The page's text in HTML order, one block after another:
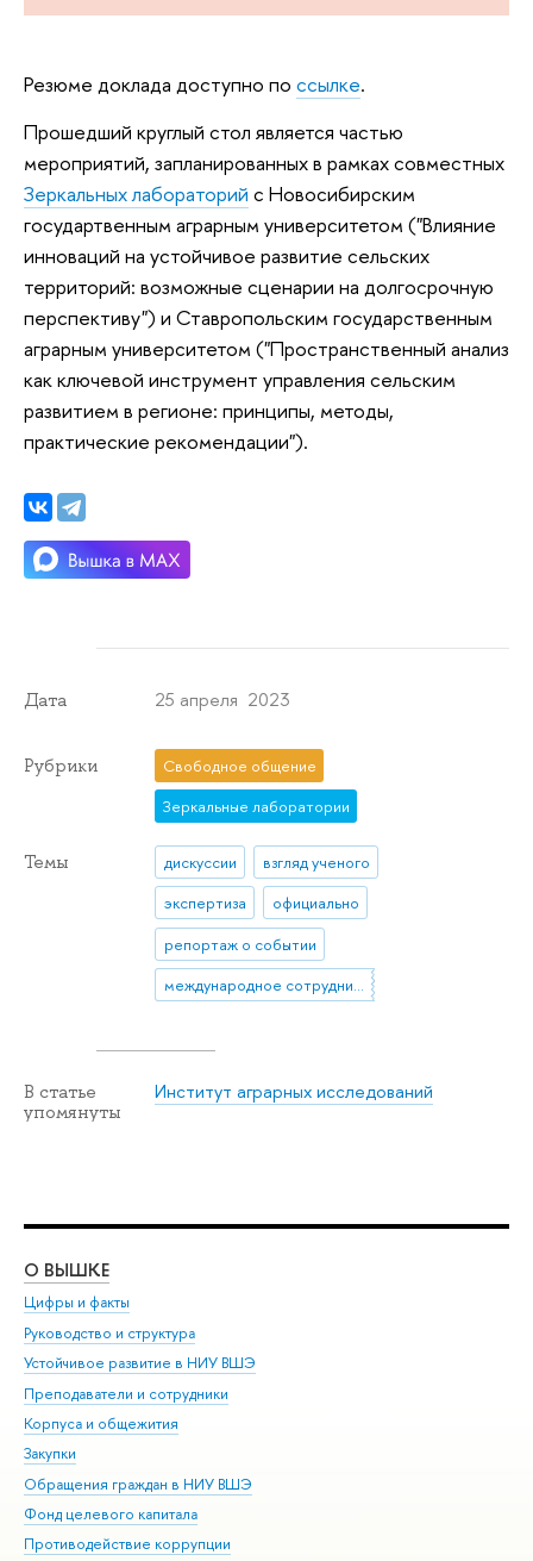
Резюме доклада доступно по ссылке.
Прошедший круглый стол является частью
мероприятий, запланированных в рамках совместных
Зеркальных лабораторий с Новосибирским
государтвенным аграрным университетом ("Влияние
инноваций на устойчивое развитие сельских
территорий: возможные сценарии на долгосрочную
перспективу") и Ставропольским государственным
аграрным университетом ("Пространственный анализ
как ключевой инструмент управления сельским
развитием в регионе: принципы, методы,
практические рекомендации").
Дата 25 апреля 2023
Рубрики
Свободное общение
Зеркальные лаборатории
Темы дискуссии
взгляд ученого
экспертиза
официально
репортаж о событии
международное сотрудничество
В статье
упомянуты
Институт аграрных исследований
О ВЫШКЕ
Цифры и факты
Руководство и структура
Устойчивое развитие в НИУ ВШЭ
Преподаватели и сотрудники
Корпуса и общежития
Закупки
Обращения граждан в НИУ ВШЭ
Фонд целевого капитала
Противодействие коррупции